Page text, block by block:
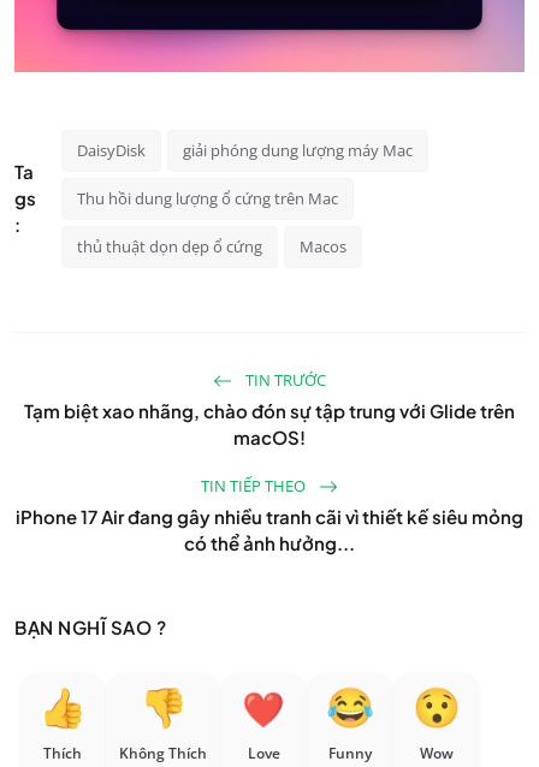
Ta
gs
:
DaisyDisk giải phóng dung lượng máy Mac
Thu hồi dung lượng ổ cứng trên Mac
thủ thuật dọn dẹp ổ cứng Macos
TIN TRƯỚC
Tạm biệt xao nhãng, chào đón sự tập trung với Glide trên
macOS!
TIN TIẾP THEO
iPhone 17 Air đang gây nhiều tranh cãi vì thiết kế siêu mỏng
có thể ảnh hưởng...
BẠN NGHĨ SAO ?
Thích Không Thích Love Funny Wow